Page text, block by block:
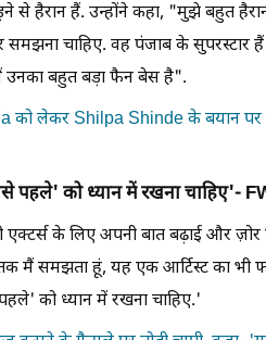
से हैरान हैं. उन्होंने कहा, "मुझे बहुत
चाहिए. वह पंजाब के सुपरस्टार
बहुत बड़ा फैन बेस है".
को लेकर Shilpa Shinde के बयान
पहले' को ध्यान में रखना चाहिए'-
एक्टर्स के लिए अपनी बात बढ़ाई और
​​मैं समझता हूं, यह एक आर्टिस्ट का भी
को ध्यान में रखना चाहिए.'